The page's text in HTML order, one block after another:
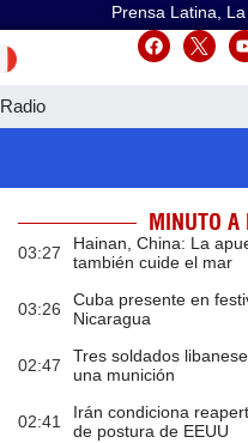
Prensa Latina,
Radio
MINUTO A
03:27
Hainan, China: La
también cuide el mar
03:26
Cuba presente en
Nicaragua
02:47
Tres soldados
una munición
02:41
Irán condiciona
de postura de EEUU